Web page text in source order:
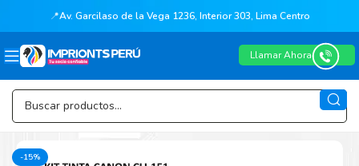
📍Av. Garcilaso de la Vega 1236, Interior 303, Lima Centro
Llamar Ahora
-15%